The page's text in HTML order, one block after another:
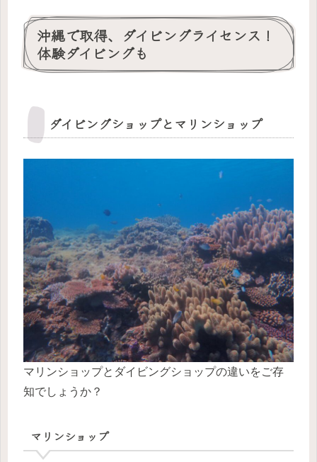
沖縄で取得、ダイビングライセンス！
体験ダイビングも
ダイビングショップとマリンショップ
マリンショップとダイビングショップの違いをご存
知でしょうか？
マリンショップ